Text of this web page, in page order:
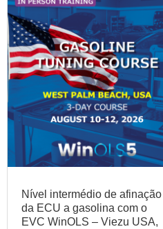
Nível intermédio de afinação
da ECU a gasolina com o
EVC WinOLS – Viezu USA,